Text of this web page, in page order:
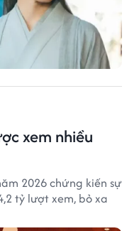
xem nhiều
2026 chứng kiến sự
tỷ lượt xem, bỏ xa